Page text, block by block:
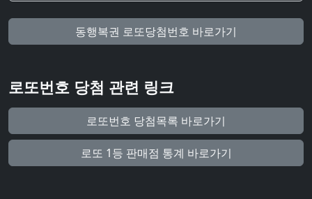
동행복권 로또당첨번호 바로가기
로또번호 당첨 관련 링크
로또번호 당첨목록 바로가기
로또 1등 판매점 통계 바로가기